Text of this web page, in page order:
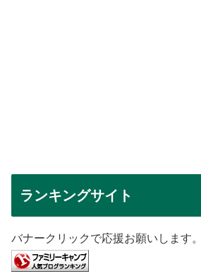
ランキングサイト
バナークリックで応援お願いします。